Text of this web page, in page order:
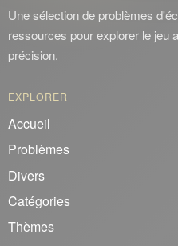
Somov
Turton
Une sélection de problèmes
ressources pour explorer le jeu
précision.
EXPLORER
Accueil
Problèmes
Divers
Catégories
Thèmes